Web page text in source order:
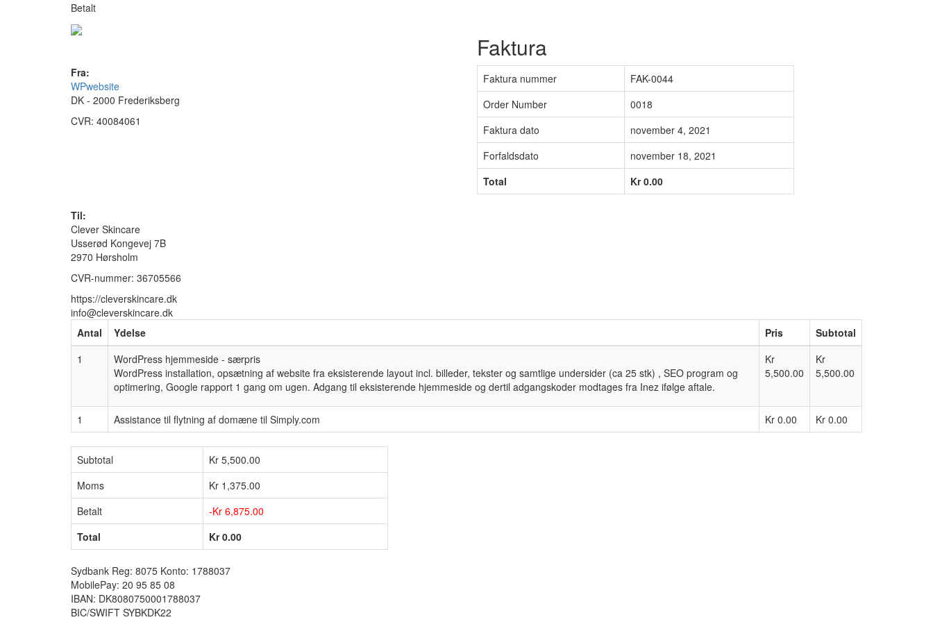
Betalt
Faktura
Fra:
WPwebsite
DK - 2000 Frederiksberg
CVR: 40084061
Faktura nummer
FAK-0044
Order Number
0018
Faktura dato
november 4, 2021
Forfaldsdato
november 18, 2021
Total
Kr 0.00
Til:
Clever Skincare
Usserød Kongevej 7B
2970 Hørsholm
CVR-nummer: 36705566
https://cleverskincare.dk
info@cleverskincare.dk
Antal
Ydelse Pris
Subtotal
1
WordPress hjemmeside - særpris
WordPress installation, opsætning af website fra eksisterende layout incl. billeder, tekster og samtlige undersider (ca 25 stk) , SEO program og
optimering, Google rapport 1 gang om ugen. Adgang til eksisterende hjemmeside og dertil adgangskoder modtages fra Inez ifølge aftale.
Kr
5,500.00
Kr
5,500.00
1 Assistance til flytning af domæne til Simply.com Kr 0.00 Kr 0.00
Subtotal
Kr 5,500.00
Moms
Kr 1,375.00
Betalt
-Kr 6,875.00
Total
Kr 0.00
Sydbank Reg: 8075 Konto: 1788037
MobilePay: 20 95 85 08
IBAN: DK8080750001788037
BIC/SWIFT SYBKDK22